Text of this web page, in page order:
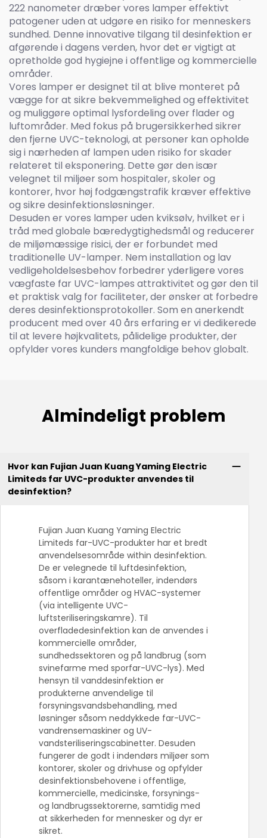
222 nanometer dræber vores lamper effektivt
patogener uden at udgøre en risiko for menneskers
sundhed. Denne innovative tilgang til desinfektion er
afgørende i dagens verden, hvor det er vigtigt at
opretholde god hygiejne i offentlige og kommercielle
områder.
Vores lamper er designet til at blive monteret på
vægge for at sikre bekvemmelighed og effektivitet
og muliggøre optimal lysfordeling over flader og
luftområder. Med fokus på brugersikkerhed sikrer
den fjerne UVC-teknologi, at personer kan opholde
sig i nærheden af lampen uden risiko for skader
relateret til eksponering. Dette gør den især
velegnet til miljøer som hospitaler, skoler og
kontorer, hvor høj fodgængstrafik kræver effektive
og sikre desinfektionsløsninger.
Desuden er vores lamper uden kviksølv, hvilket er i
tråd med globale bæredygtighedsmål og reducerer
de miljømæssige risici, der er forbundet med
traditionelle UV-lamper. Nem installation og lav
vedligeholdelsesbehov forbedrer yderligere vores
vægfaste far UVC-lampes attraktivitet og gør den til
et praktisk valg for faciliteter, der ønsker at forbedre
deres desinfektionsprotokoller. Som en anerkendt
producent med over 40 års erfaring er vi dedikerede
til at levere højkvalitets, pålidelige produkter, der
opfylder vores kunders mangfoldige behov globalt.
Almindeligt problem
Hvor kan Fujian Juan Kuang Yaming Electric
Limiteds far UVC-produkter anvendes til
desinfektion?
Fujian Juan Kuang Yaming Electric
Limiteds far-UVC-produkter har et bredt
anvendelsesområde within desinfektion.
De er velegnede til luftdesinfektion,
såsom i karantænehoteller, indendørs
offentlige områder og HVAC-systemer
(via intelligente UVC-
luftsteriliseringskamre). Til
overfladedesinfektion kan de anvendes i
kommercielle områder,
sundhedssektoren og på landbrug (som
svinefarme med sporfar-UVC-lys). Med
hensyn til vanddesinfektion er
produkterne anvendelige til
forsyningsvandsbehandling, med
løsninger såsom neddykkede far-UVC-
vandrensemaskiner og UV-
vandsteriliseringscabinetter. Desuden
fungerer de godt i indendørs miljøer som
kontorer, skoler og drivhuse og opfylder
desinfektionsbehovene i offentlige,
kommercielle, medicinske, forsynings-
og landbrugssektorerne, samtidig med
at sikkerheden for mennesker og dyr er
sikret.